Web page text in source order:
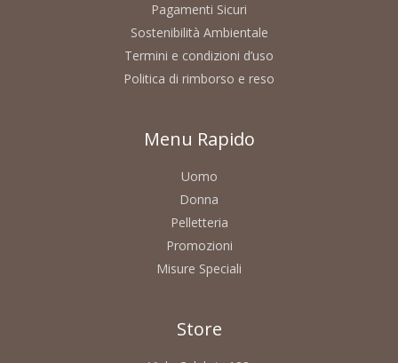
Pagamenti Sicuri
Sostenibilità Ambientale
Termini e condizioni d’uso
Politica di rimborso e reso
Menu Rapido
Uomo
Donna
Pelletteria
Promozioni
Misure Speciali
Store